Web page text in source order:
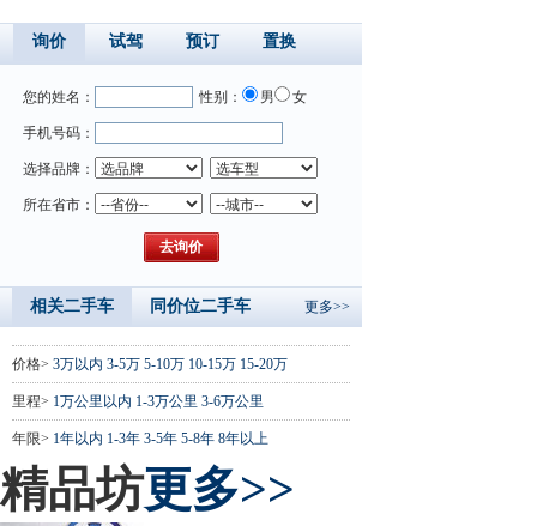
询价 试驾 预订 置换
您的姓名： 性别： 男 女
手机号码：
选择品牌：
所在省市：
相关二手车 同价位二手车 更多>>
价格> 3万以内 3-5万 5-10万 10-15万 15-20万
里程> 1万公里以内 1-3万公里 3-6万公里
年限> 1年以内 1-3年 3-5年 5-8年 8年以上
精品坊更多>>